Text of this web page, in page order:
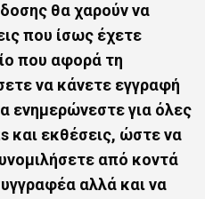
θα χαρούν να
που ίσως έχετε
που αφορά τη
να κάνετε εγγραφή
ενημερώνεστε για όλες
και εκθέσεις, ώστε να
από κοντά
αλλά και να